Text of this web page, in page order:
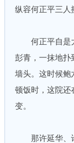
纵容何正平三人
何正平自是大
彭青，一抹地扑
墙头。这时候鲍
顿饭时，这院还
变。
那许延华、许